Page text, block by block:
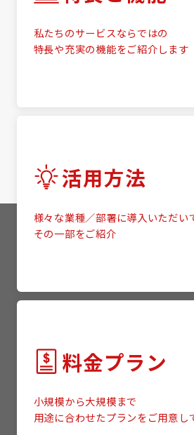
私たちのサービスならではの
特長や充実の機能をご紹介します
活用方法
様々な業種／部署に導入いただい
その一部をご紹介
料金プラン
小規模から大規模まで
用途に合わせたプランをご用意し